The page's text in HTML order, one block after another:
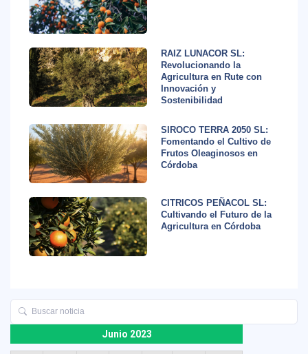
RAIZ LUNACOR SL:
Revolucionando la
Agricultura en Rute con
Innovación y
Sostenibilidad
SIROCO TERRA 2050 SL:
Fomentando el Cultivo de
Frutos Oleaginosos en
Córdoba
CITRICOS PEÑACOL SL:
Cultivando el Futuro de la
Agricultura en Córdoba
Junio 2023